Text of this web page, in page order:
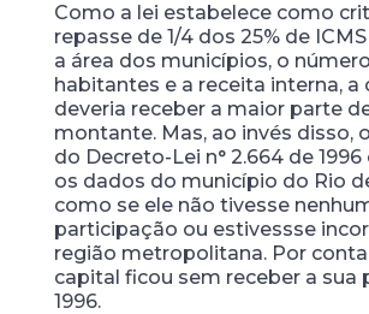
Como a lei estabelece como
repasse de 1/4 dos 25% de
a área dos municípios, o
habitantes e a receita interna, a
deveria receber a maior parte
montante. Mas, ao invés disso,
do Decreto-Lei n° 2.664 de 1996
os dados do município do Rio
como se ele não tivesse
participação ou estivessse
região metropolitana. Por conta
capital ficou sem receber a sua
1996.